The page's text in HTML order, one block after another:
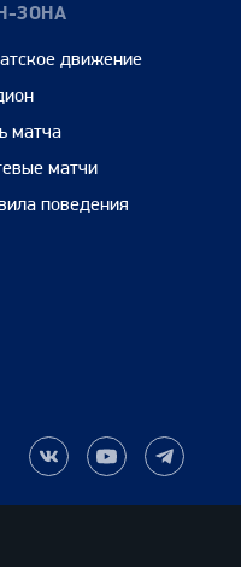
ЗОНА
движение
матча
матчи
поведения
Наша
группа
ВКонтакте
Наш
канал
на
Наш
канал
в